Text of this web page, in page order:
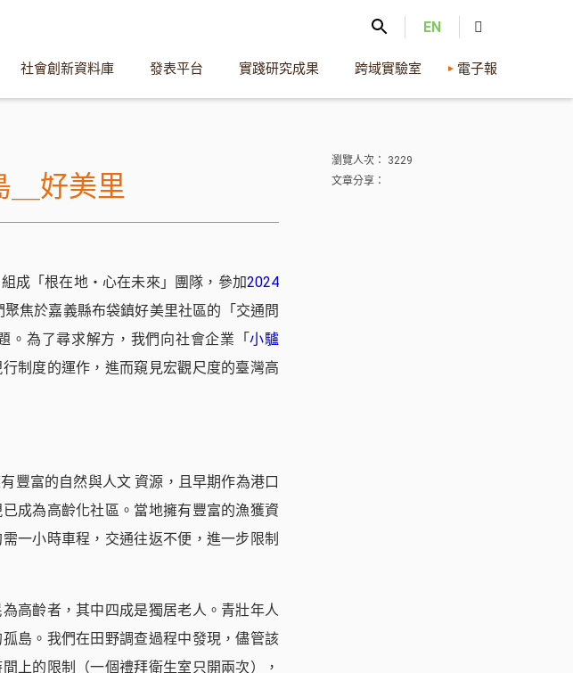
社會創新資料庫 發表平台 實踐研究成果 跨域實驗室 電子報
EN
瀏覽人次： 3229
文章分享：
＿好美里
成「根在地・心在未來」團隊，參加2024
聚焦於嘉義縣布袋鎮好美里社區的「交通問
。為了尋求解方，我們向社會企業「小驢
制度的運作，進而窺見宏觀尺度的臺灣高
豐富的自然與人文 資源，且早期作為港口
成為高齡化社區。當地擁有豐富的漁獲資
一小時車程，交通往返不便，進一步限制
高齡者，其中四成是獨居老人。青壯年人
島。我們在田野調查過程中發現，儘管該
上的限制（一個禮拜衛生室只開兩次），